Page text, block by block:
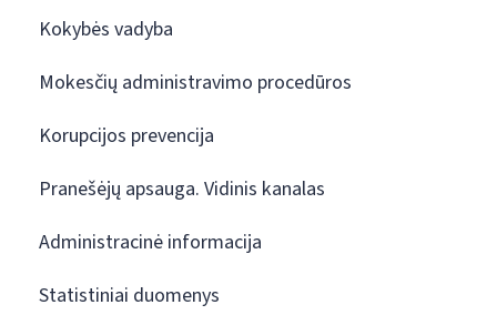
Kokybės vadyba
Mokesčių administravimo procedūros
Korupcijos prevencija
Pranešėjų apsauga. Vidinis kanalas
Administracinė informacija
Statistiniai duomenys